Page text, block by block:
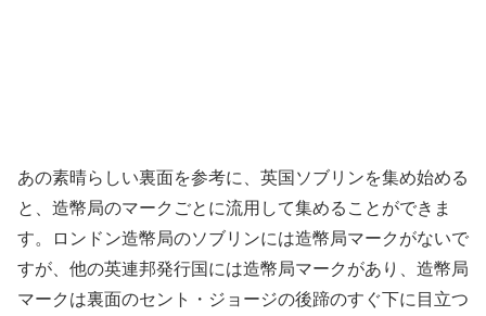
あの素晴らしい裏面を参考に、英国ソブリンを集め始める
と、造幣局のマークごとに流用して集めることができま
す。ロンドン造幣局のソブリンには造幣局マークがないで
すが、他の英連邦発行国には造幣局マークがあり、造幣局
マークは裏面のセント・ジョージの後蹄のすぐ下に目立つ